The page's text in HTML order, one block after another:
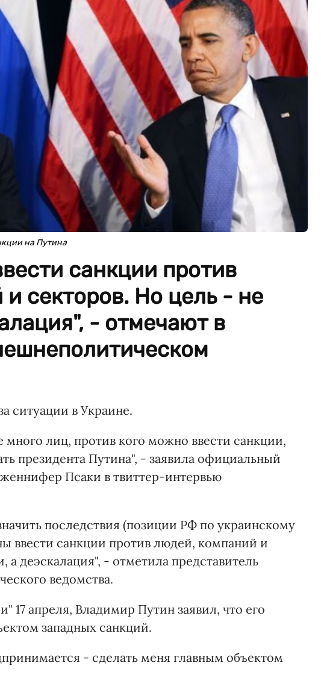
на Путина
санкции против
секторов. Но цель - не
- отмечают в
ситуации в Украине.
много лиц, против кого можно ввести санкции,
президента Путина", - заявила официальный
Псаки в твиттер-интервью
последствия (позиции РФ по украинскому
ввести санкции против людей, компаний и
а деэскалация", - отметила представитель
ведомства.
17 апреля, Владимир Путин заявил, что его
западных санкций.
- сделать меня главным объектом